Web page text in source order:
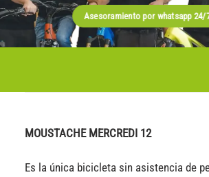
Asesoramiento por whatsapp 24/
MOUSTACHE MERCREDI 12
Es la única bicicleta sin asistencia de